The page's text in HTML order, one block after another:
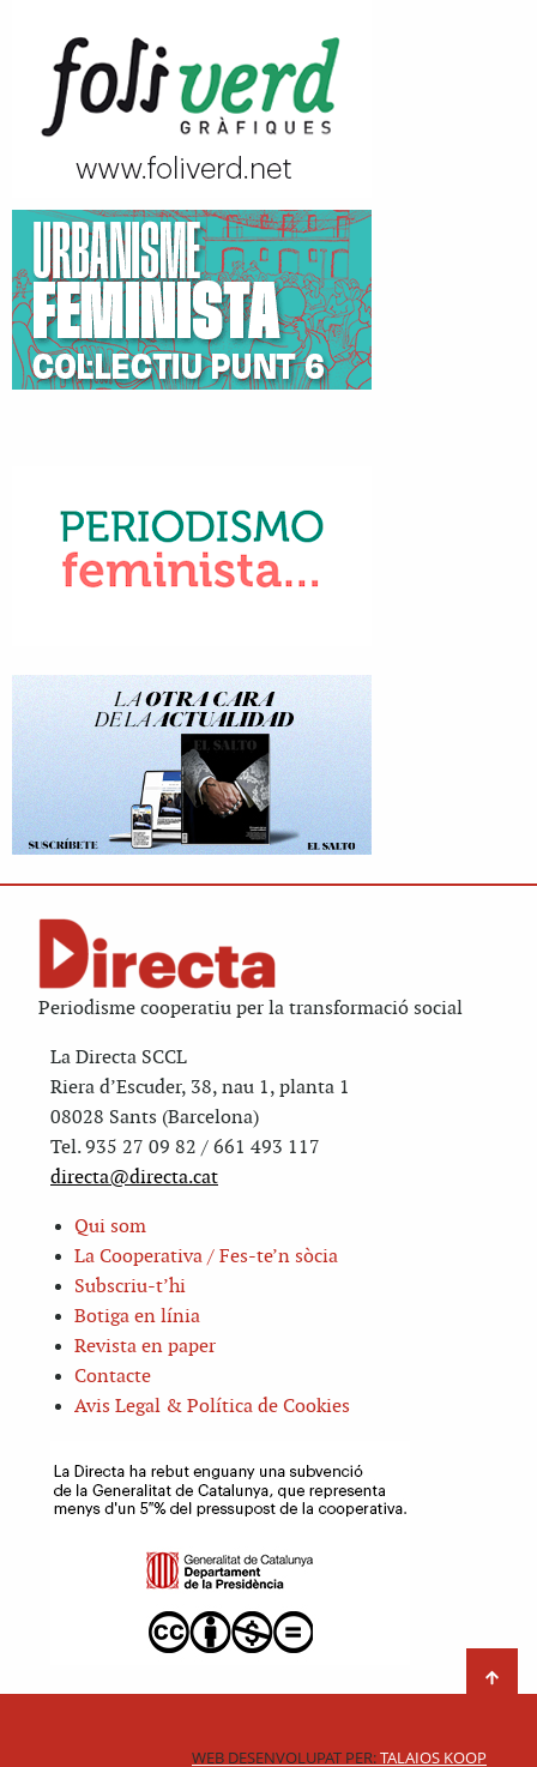
Periodisme cooperatiu per la transformació social
La Directa SCCL
Riera d’Escuder, 38, nau 1, planta 1
08028 Sants (Barcelona)
Tel. 935 27 09 82 / 661 493 117
directa@directa.cat
Qui som
La Cooperativa / Fes-te’n sòcia
Subscriu-t’hi
Botiga en línia
Revista en paper
Contacte
Avis Legal & Política de Cookies
WEB DESENVOLUPAT PER:TALAIOS KOOP